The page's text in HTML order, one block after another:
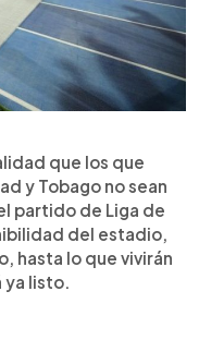
que los que
y Tobago no sean
partido de Liga de
del estadio,
hasta lo que vivirán
ya listo.